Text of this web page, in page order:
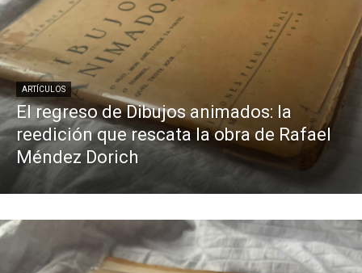
ARTÍCULOS
El regreso de Dibujos animados: la
reedición que rescata la obra de Rafael
Méndez Dorich